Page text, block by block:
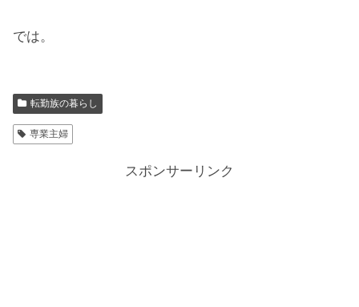
では。
転勤族の暮らし
専業主婦
スポンサーリンク